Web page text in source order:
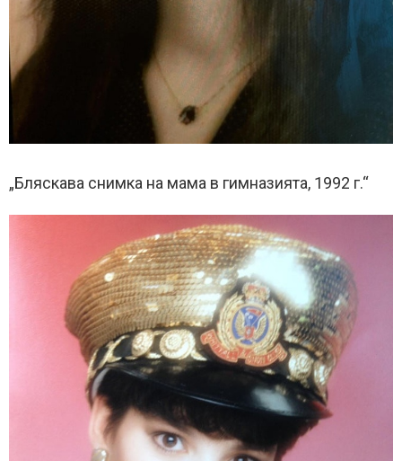
„Бляскава снимка на мама в гимназията, 1992 г.“